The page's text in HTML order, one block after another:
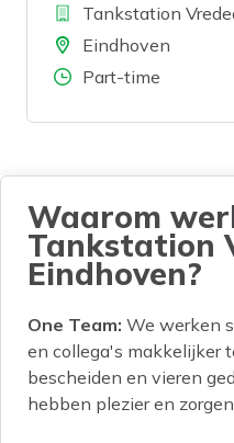
BedrijfTankstation
LocatieEindhoven
Aantal uren
Part-time
Waarom
Tankstation
Eindhoven?
One Team: We werken
en collega's makkelijker
bescheiden en vieren
hebben plezier en